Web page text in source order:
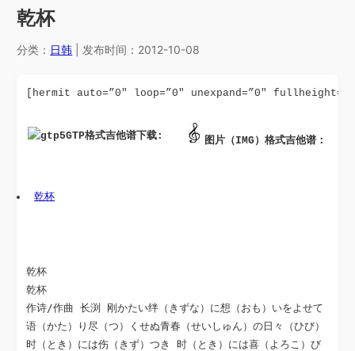
乾杯
分类： 日韩 | 发布时间：2012-10-08
[hermit auto=”0″ loop=”0″ unexpand=”0″
GTP格式吉他谱下载: 图片（IMG）格式吉他谱：
乾杯
乾杯
乾杯
作诗/作曲 长渕 刚かたい绊（きずな）に想（おも）いをよせて
语（かた）り尽（つ）くせぬ青春（せいしゅん）の日々（ひび）
时（とき）には伤（きず）つき 时（とき）には喜（よろこ）び